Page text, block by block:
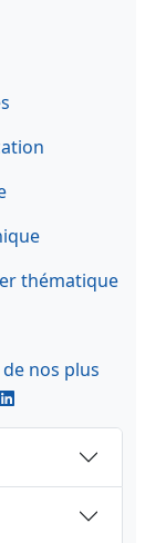
thématique
nos plus